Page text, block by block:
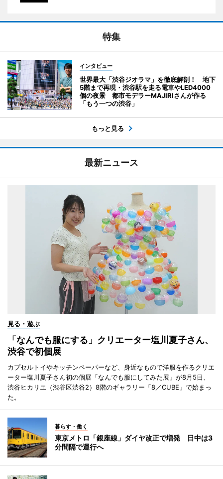
特集
インタビュー
世界最大「渋谷ジオラマ」を徹底解剖！ 地下
5階まで再現・渋谷駅を走る電車やLED4000
個の夜景 都市モデラーMAJIRIさんが作る
「もう一つの渋谷」
もっと見る
最新ニュース
見る・遊ぶ
「なんでも服にする」クリエーター塩川夏子さん、
渋谷で初個展
カプセルトイやキッチンペーパーなど、身近なもので洋服を作るクリエ
ーター塩川夏子さん初の個展「なんでも服にしてみた展」が8月5日、
渋谷ヒカリエ（渋谷区渋谷2）8階のギャラリー「8／CUBE」で始まっ
た。
暮らす・働く
東京メトロ「銀座線」ダイヤ改正で増発 日中は3
分間隔で運行へ